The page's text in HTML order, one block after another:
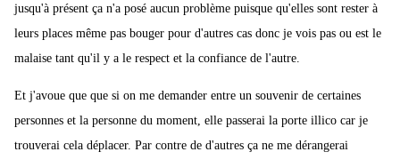
jusqu'à présent ça n'a posé aucun problème puisque qu'elles sont rester à
leurs places même pas bouger pour d'autres cas donc je vois pas ou est le
malaise tant qu'il y a le respect et la confiance de l'autre.
Et j'avoue que que si on me demander entre un souvenir de certaines
personnes et la personne du moment, elle passerai la porte illico car je
trouverai cela déplacer. Par contre de d'autres ça ne me dérangerai